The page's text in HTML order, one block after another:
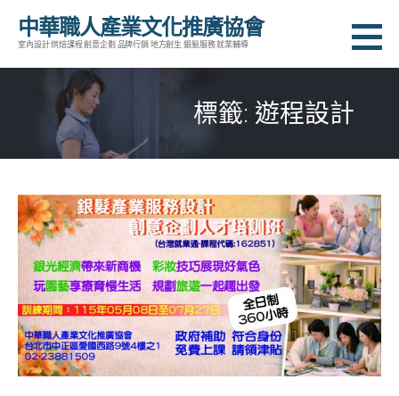
中華職人產業文化推廣協會
室內設計 烘焙課程 創意企劃 品牌行銷 地方創生 銀髮服務 就業輔導
標籤: 遊程設計